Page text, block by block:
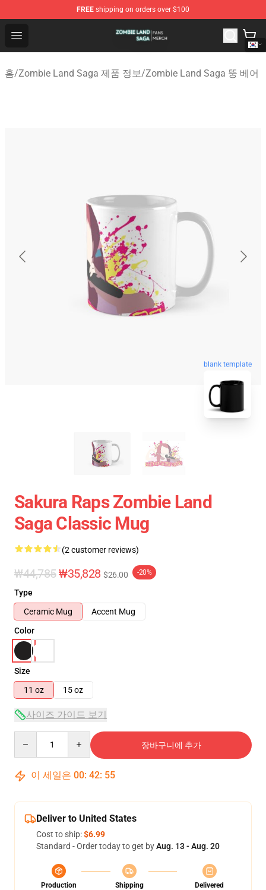
FREE shipping on orders over $100
Open menu
Zombie Land Saga Shop - Official Zombie Land Saga
홈/Zombie Land Saga 제품 정보/Zombie Land Saga 뚱 베어
blank template
Sakura Raps Zombie Land
Saga Classic Mug
(2 customer reviews)
₩44,785₩35,828 $26.00 -20%
Type
Ceramic Mug
Accent Mug
Color
Size
11 oz
15 oz
사이즈 가이드 보기
장바구니에 추가
이 세일은 00: 42: 55
Deliver to United States
Cost to ship:$6.99
Standard - Order today to get byAug. 13 - Aug. 20
Production
Shipping
Delivered